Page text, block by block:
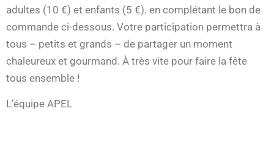
adultes (10 €) et enfants (5 €). en complétant le bon de
commande ci-dessous. Votre participation permettra à
tous – petits et grands – de partager un moment
chaleureux et gourmand. À très vite pour faire la fête
tous ensemble !
L’équipe APEL